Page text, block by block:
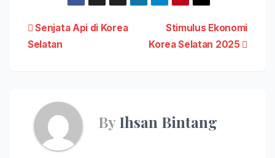
Post
navigation
Stimulus Ekonomi
Korea Selatan 2025
Senjata Api di Korea
Selatan
ByIhsan Bintang